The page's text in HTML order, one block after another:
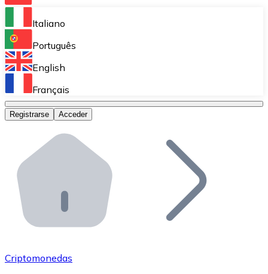
Bitnovo Ramp
Integra nuestra solución en tu plataforma.
Bitnovo Giftcards
Bitnovo OTC
Bitnovo ATM
Integra un ATM Bitnovo en tu negocio y permite que
Bitnovo API
Integra nuestra API en tu ecosistema.
Únete a nuestra red de distribuidores.
Italiano
Português
English
Français
Registrarse Acceder
Criptomonedas